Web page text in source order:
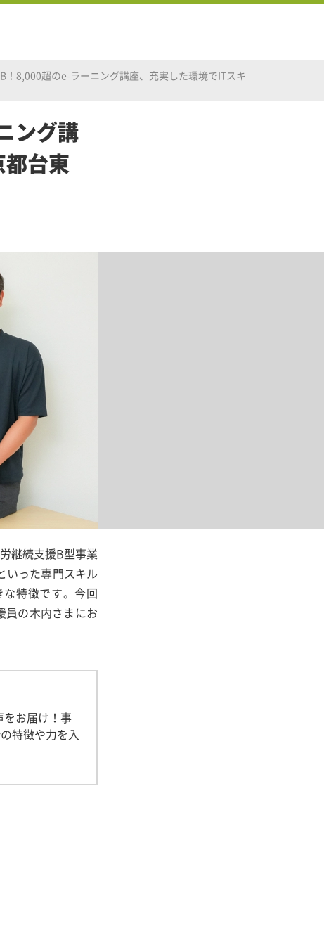
！8,000超のe-ラーニング講座、充実した環境でITスキ
ング講
台東
継続支援B型事業
いった専門スキル
特徴です。今回
員の木内さまにお
をお届け！事
特徴や力を入